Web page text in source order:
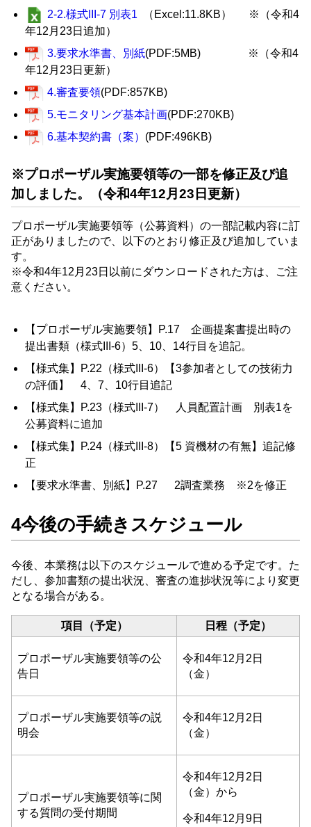
2-2.様式III-7 別表1
（Excel:11.8KB） ※（令和4
年12月23日追加）
3.要求水準書、別紙(PDF:5MB) ※（令和4
年12月23日更新）
4.審査要領(PDF:857KB)
5.モニタリング基本計画(PDF:270KB)
6.基本契約書（案） (PDF:496KB)
※プロポーザル実施要領等の一部を修正及び追
加しました。（令和4年12月23日更新）
プロポーザル実施要領等（公募資料）の一部記載内容に訂
正がありましたので、以下のとおり修正及び追加していま
す。
※令和4年12月23日以前にダウンロードされた方は、ご注
意ください。
【プロポーザル実施要領】P.17 企画提案書提出時の
提出書類（様式III-6）5、10、14行目を追記。
【様式集】P.22（様式III-6）【3参加者としての技術力
の評価】 4、7、10行目追記
【様式集】P.23（様式III-7） 人員配置計画 別表1を
公募資料に追加
【様式集】P.24（様式III‐8）【5 資機材の有無】追記修
正
【要求水準書、別紙】P.27 2調査業務 ※2を修正
4今後の手続きスケジュール
今後、本業務は以下のスケジュールで進める予定です。た
だし、参加書類の提出状況、審査の進捗状況等により変更
となる場合がある。
項目（予定） 日程（予定）
プロポーザル実施要領等の公
告日
令和4年12月2日
（金）
プロポーザル実施要領等の説
明会
令和4年12月2日
（金）
プロポーザル実施要領等に関
する質問の受付期間
令和4年12月2日
（金）から
令和4年12月9日